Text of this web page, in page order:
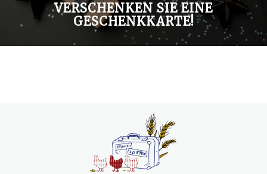
VERSCHENKEN SIE EINE
GESCHENKKARTE!